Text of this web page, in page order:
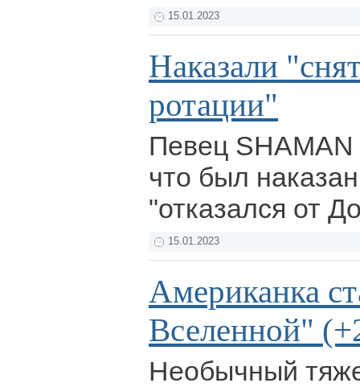
15.01.2023
Наказали
ротации"
Певец
что был
"отказался от
15.01.2023
Американка
Вселенной"
Необычный